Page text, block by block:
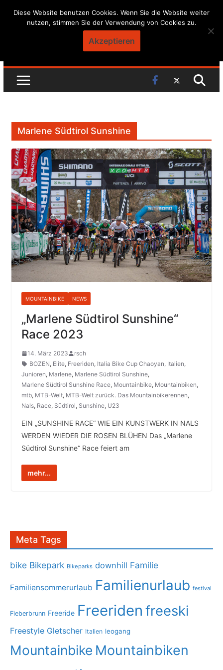
Skip
Marlene Südtirol Sunshine
MOUNTAINBIKE NEWS
„Marlene Südtirol Sunshine“
Race 2023
14. März 2023
rsch
BOZEN, Elite, Freeriden, Italia Bike Cup Chaoyan, Italien,
Junioren, Marlene, Marlene Südtirol Sunshine,
Marlene Südtirol Sunshine Race, Mountainbike, Mountainbiken,
mtb, MTB-Welt, MTB-Welt zurück. Das Mountainbikerennen,
Nals, Race, Südtirol, Sunshine, U23
EIN „SUNSHINE RACE“ WIE EIN KUNSTWERK IN NALS
WERDEN WIEDER DIE ROSEN BLÜHEN Das „Marlene
Südtirol Sunshine“ Race feiert am
mehr...
Meta Tags
bike Bikepark Bikeparks downhill Familie
Familiensommerurlaub Familienurlaub festival
Fieberbrunn Freeride Freeriden freeski
Freestyle Gletscher Italien leogang
Mountainbike Mountainbiken
Diese Website benutzen Cookies. Wenn Sie die Website weiter
nutzen, stimmen Sie der Verwendung von Cookies zu.
Akzeptieren